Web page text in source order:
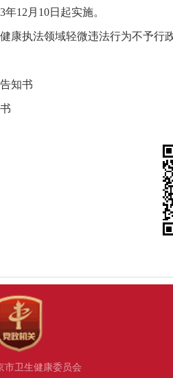
年12月10日起实施。
康执法领域轻微违法行为不予行
知书
市卫生健康委员会